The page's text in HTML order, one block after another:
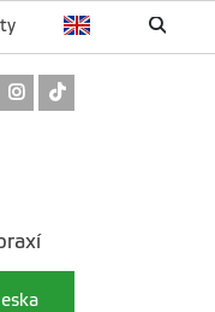
na Facebook
Odkaz na Youtube
Odkaz na Instagram